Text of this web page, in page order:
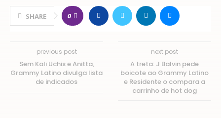
SHARE 0
previous post
Sem Kali Uchis e Anitta,
Grammy Latino divulga lista
de indicados
next post
A treta: J Balvin pede
boicote ao Grammy Latino
e Residente o compara a
carrinho de hot dog